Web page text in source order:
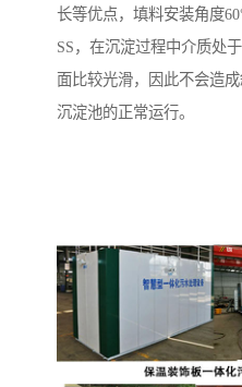
长等优点，填料安装角度
SS，在沉淀过程中介质处
面比较光滑，因此不会造
沉淀池的正常运行。